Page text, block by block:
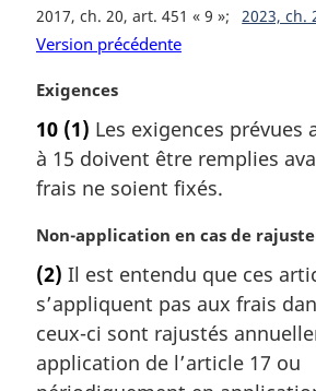
2017, ch. 20, art. 451 « 9 » 2023, ch.
Version précédente
N
t
e
m
r
i
n
a
e
Exigences
10 (1) Les exigences prévues
à 15 doivent être remplies
frais ne soient fixés.
N
t
e
m
a
Non-application en cas de
(2) Il est entendu que ces
s’appliquent pas aux frais
ceux-ci sont rajustés
application de l’article 17 ou